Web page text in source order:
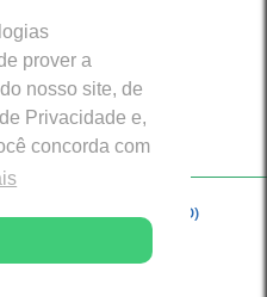
prover a
nosso site, de
Privacidade e,
concorda com
de Porto Velho (RO)
excelência por